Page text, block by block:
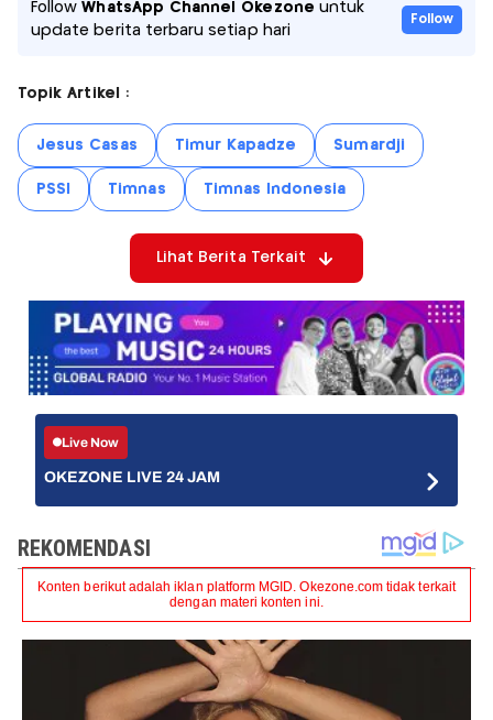
FollowWhatsApp Channel Okezone untuk
update berita terbaru setiap hari
Follow
Topik Artikel :
Jesus Casas Timur Kapadze Sumardji
PSSI Timnas Timnas Indonesia
Lihat Berita Terkait
Live Now
OKEZONE LIVE 24 JAM